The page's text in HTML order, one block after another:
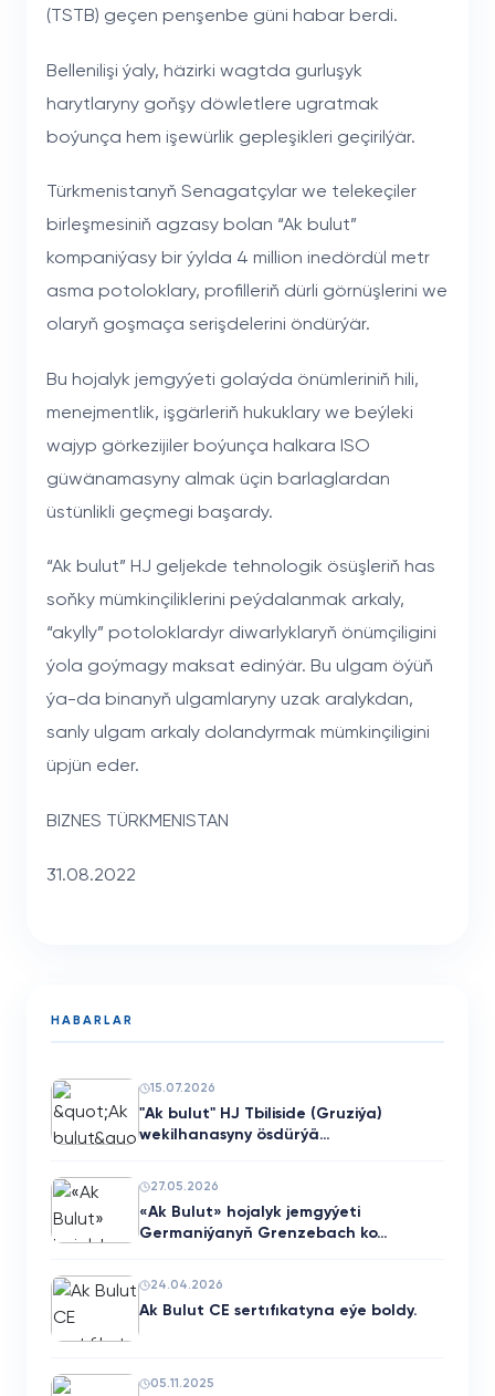
(TSTB) geçen penşenbe güni habar berdi.
Bellenilişi ýaly, häzirki wagtda gurluşyk
harytlaryny goňşy döwletlere ugratmak
boýunça hem işewürlik gepleşikleri geçirilýär.
Türkmenistanyň Senagatçylar we telekeçiler
birleşmesiniň agzasy bolan “Ak bulut”
kompaniýasy bir ýylda 4 million inedördül metr
asma potoloklary, profilleriň dürli görnüşlerini we
olaryň goşmaça serişdelerini öndürýär.
Bu hojalyk jemgyýeti golaýda önümleriniň hili,
menejmentlik, işgärleriň hukuklary we beýleki
wajyp görkezijiler boýunça halkara ISO
güwänamasyny almak üçin barlaglardan
üstünlikli geçmegi başardy.
“Ak bulut” HJ geljekde tehnologik ösüşleriň has
soňky mümkinçiliklerini peýdalanmak arkaly,
“akylly” potoloklardyr diwarlyklaryň önümçiligini
ýola goýmagy maksat edinýär. Bu ulgam öýüň
ýa-da binanyň ulgamlaryny uzak aralykdan,
sanly ulgam arkaly dolandyrmak mümkinçiligini
üpjün eder.
BIZNES TÜRKMENISTAN
31.08.2022
HABARLAR
15.07.2026
"Ak bulut" HJ Tbiliside (Gruziýa)
wekilhanasyny ösdürýä…
27.05.2026
«Ak Bulut» hojalyk jemgyýeti
Germaniýanyň Grenzebach ko…
24.04.2026
Ak Bulut CE sertıfıkatyna eýe boldy.
05.11.2025